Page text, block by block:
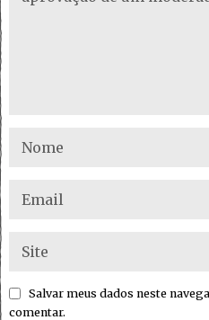
Salvar meus dados neste
comentar.